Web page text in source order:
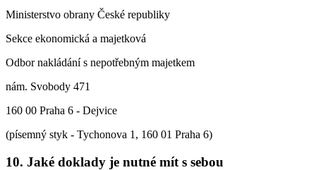
Ministerstvo obrany České republiky
Sekce ekonomická a majetková
Odbor nakládání s nepotřebným majetkem
nám. Svobody 471
160 00 Praha 6 - Dejvice
(písemný styk - Tychonova 1, 160 01 Praha 6)
10. Jaké doklady je nutné mít s sebou